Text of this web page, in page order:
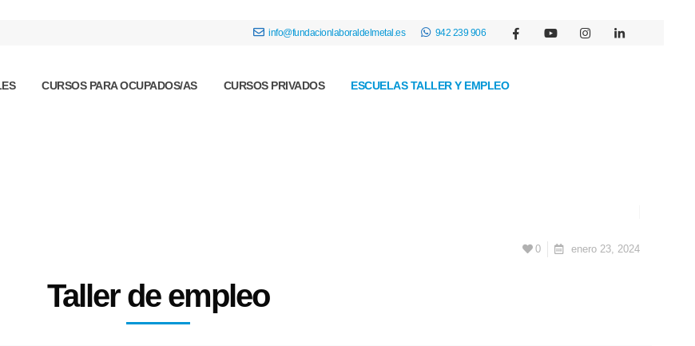
info@fundacionlaboraldelmetal.es 942 239 906
CURSOS PARA OCUPADOS/AS CURSOS PRIVADOS ESCUELAS TALLER Y EMPLEO
0 enero 23, 2024
Taller de empleo